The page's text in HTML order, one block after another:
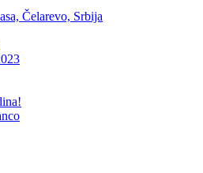
Čelarevo, Srbija